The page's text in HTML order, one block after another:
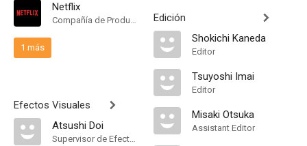
Netflix
Compañía de Produccion
1 más
Efectos Visuales
Atsushi Doi
Supervisor de Efectos Visuales
Edición
Shokichi Kaneda
Editor
Tsuyoshi Imai
Editor
Misaki Otsuka
Assistant Editor